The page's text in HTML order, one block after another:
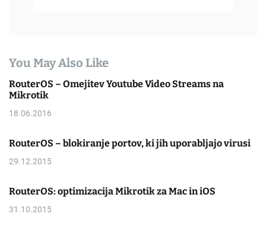
You May Also Like
RouterOS – Omejitev Youtube Video Streams na
Mikrotik
18.06.2016
RouterOS – blokiranje portov, ki jih uporabljajo virusi
29.12.2015
RouterOS: optimizacija Mikrotik za Mac in iOS
31.10.2015